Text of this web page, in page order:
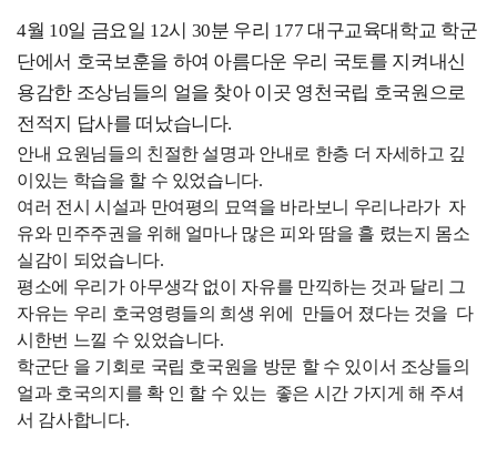
4월 10일 금요일 12시 30분 우리 177 대구교육대학교 학군
단에서 호국보훈을 하여 아름다운 우리 국토를 지켜내신
용감한 조상님들의 얼을 찾아 이곳 영천국립 호국원으로
전적지 답사를 떠났습니다.
안내 요원님들의 친절한 설명과 안내로 한층 더 자세하고 깊
이있는 학습을 할 수 있었습니다.
여러 전시 시설과 만여평의 묘역을 바라보니 우리나라가 자
유와 민주주권을 위해 얼마나 많은 피와 땀을 흘 렸는지 몸소
실감이 되었습니다.
평소에 우리가 아무생각 없이 자유를 만끽하는 것과 달리 그
자유는 우리 호국영령들의 희생 위에 만들어 졌다는 것을 다
시한번 느낄 수 있었습니다.
학군단 을 기회로 국립 호국원을 방문 할 수 있이서 조상들의
얼과 호국의지를 확 인 할 수 있는 좋은 시간 가지게 해 주셔
서 감사합니다.